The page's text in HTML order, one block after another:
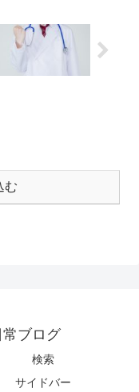
む
常ブログ
検索
サイドバー